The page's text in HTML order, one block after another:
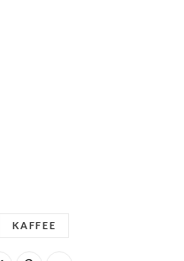
KAFFEE